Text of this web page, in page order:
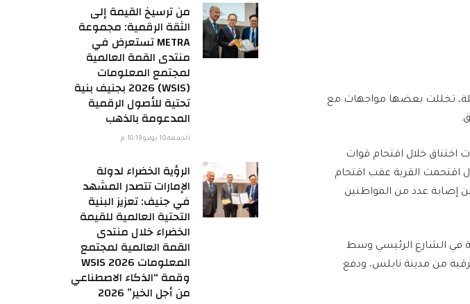
تخللت بعضها مواجهات مع
اختناق خلال اقتحام قوات
اقتحمت القرية عقب اقتحام
إصابة عدد من المواطنين
في الشارع الرئيسي وسط
من مدينة نابلس، ودفع
من ترسيخ القيمة إلى
الثقة الرقمية: مجموعة
METRA تستعرض في
منتدى القمة العالمية
لمجتمع المعلومات
(WSIS) 2026 بجنيف بنية
تحتية للأصول الرقمية
المدعومة بالذهب
الجمعة 10 يوليو 10:19 م
الرؤية الخضراء لدولة
الإمارات تتصدر المشهد
في جنيف: تعزيز البنية
التحتية العالمية للقيمة
الخضراء خلال منتدى
القمة العالمية لمجتمع
المعلومات WSIS 2026
وقمة “الذكاء الاصطناعي
من أجل الخير” 2026